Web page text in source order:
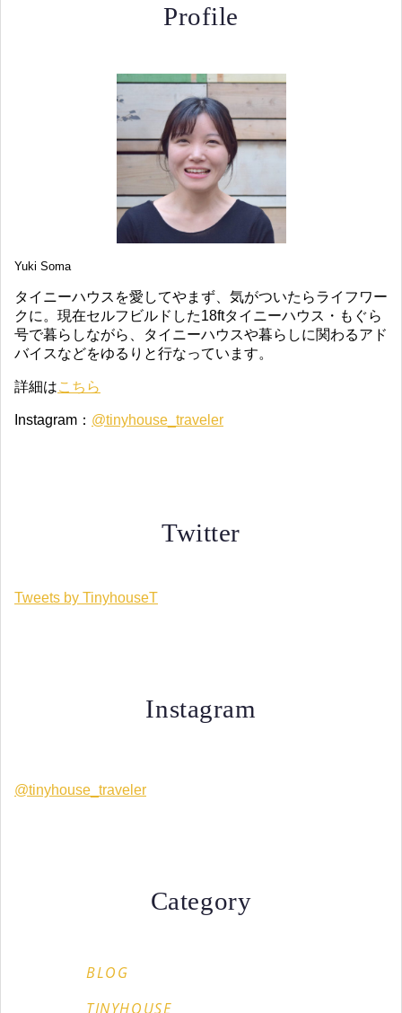
Profile
Yuki Soma
タイニーハウスを愛してやまず、気がついたらライフワー
クに。現在セルフビルドした18ftタイニーハウス・もぐら
号で暮らしながら、タイニーハウスや暮らしに関わるアド
バイスなどをゆるりと行なっています。
詳細はこちら
Instagram： @tinyhouse_traveler
Twitter
Tweets by TinyhouseT
Instagram
@tinyhouse_traveler
Category
BLOG
TINYHOUSE